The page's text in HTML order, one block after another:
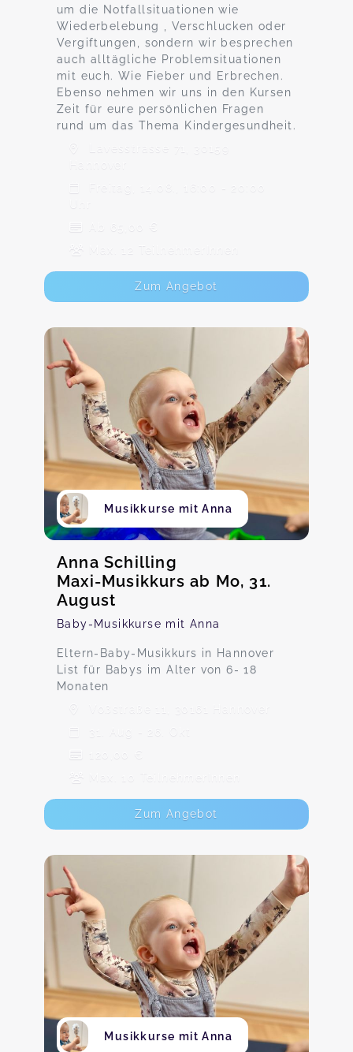
um die Notfallsituationen wie
Wiederbelebung , Verschlucken oder
Vergiftungen, sondern wir besprechen
auch alltägliche Problemsituationen
mit euch. Wie Fieber und Erbrechen.
Ebenso nehmen wir uns in den Kursen
Zeit für eure persönlichen Fragen
rund um das Thema Kindergesundheit.
Lavesstrasse 71, 30159
Hannover
Freitag, 14.08., 16:00 - 20:00
Ab 65,00 €
Max. 12 TeilnehmerInnen
Zum Angebot
Musikkurse mit Anna
Anna Schilling
Maxi-Musikkurs ab Mo, 31.
August
Baby-Musikkurse mit Anna
Eltern-Baby-Musikkurs in Hannover
List für Babys im Alter von 6- 18
Monaten
Voßstraße 11, 30161 Hannover
31. Aug - 26. Okt
120,00 €
Max. 10 TeilnehmerInnen
Zum Angebot
Musikkurse mit Anna